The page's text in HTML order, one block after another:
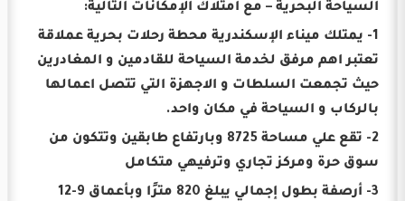
السياحة البحرية – مع امتلاك الإمكانات التالية:
1- يمتلك ميناء الإسكندرية محطة رحلات بحرية عملاقة
تعتبر اهم مرفق لخدمة السياحة للقادمين و المغادرين
حيث تجمعت السلطات و الاجهزة التي تتصل اعمالها
بالركاب و السياحة في مكان واحد.
2- تقع علي مساحة 8725 وبارتفاع طابقين وتتكون من
سوق حرة ومركز تجاري وترفيهي متكامل
3- أرصفة بطول إجمالي يبلغ 820 مترًا وبأعماق 9-12